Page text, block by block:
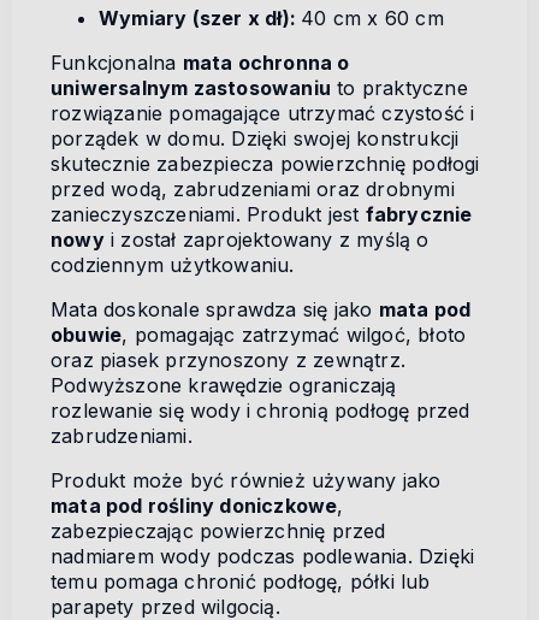
Wymiary (szer x dł): 40 cm x 60 cm
Funkcjonalna mata ochronna o
uniwersalnym zastosowaniu to praktyczne
rozwiązanie pomagające utrzymać czystość i
porządek w domu. Dzięki swojej konstrukcji
skutecznie zabezpiecza powierzchnię podłogi
przed wodą, zabrudzeniami oraz drobnymi
zanieczyszczeniami. Produkt jest fabrycznie
nowyi został zaprojektowany z myślą o
codziennym użytkowaniu.
Mata doskonale sprawdza się jako mata pod
obuwie, pomagając zatrzymać wilgoć, błoto
oraz piasek przynoszony z zewnątrz.
Podwyższone krawędzie ograniczają
rozlewanie się wody i chronią podłogę przed
zabrudzeniami.
Produkt może być również używany jako
mata pod rośliny doniczkowe,
zabezpieczając powierzchnię przed
nadmiarem wody podczas podlewania. Dzięki
temu pomaga chronić podłogę, półki lub
parapety przed wilgocią.